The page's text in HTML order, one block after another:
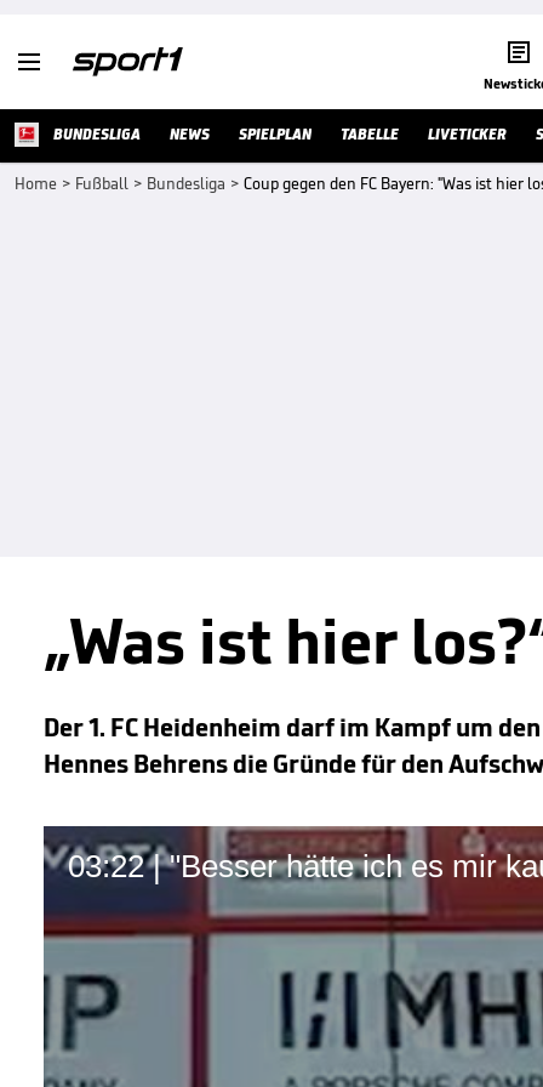
 
BUNDESLIGA NEWS SPIELPLAN TABELLE LIVETICKER
Home > Fußball > Bundesliga > Coup gegen den FC Bayern: "Was ist hier
„Was ist hier
Der 1. FC Heidenheim darf im Kampf um
Hennes Behrens die Gründe für den
03:22 | "Besser hätte ich es mir